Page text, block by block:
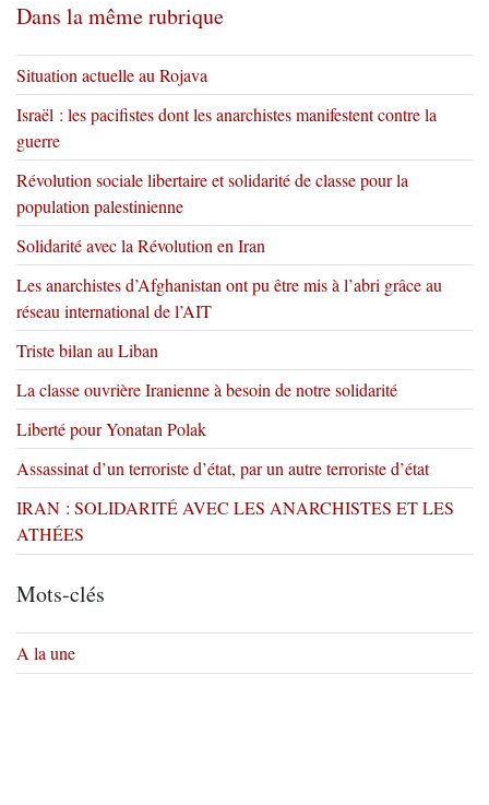
Dans la même rubrique
Situation actuelle au Rojava
Israël : les pacifistes dont les anarchistes manifestent contre la
guerre
Révolution sociale libertaire et solidarité de classe pour la
population palestinienne
Solidarité avec la Révolution en Iran
Les anarchistes d’Afghanistan ont pu être mis à l’abri grâce au
réseau international de l’AIT
Triste bilan au Liban
La classe ouvrière Iranienne à besoin de notre solidarité
Liberté pour Yonatan Polak
Assassinat d’un terroriste d’état, par un autre terroriste d’état
IRAN : SOLIDARITÉ AVEC LES ANARCHISTES ET LES
ATHÉES
Mots-clés
A la une